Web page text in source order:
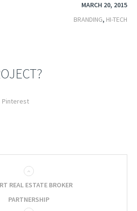
MARCH 20, 2015
BRANDING, HI-TECH
Pinterest
REAL ESTATE BROKER
PARTNERSHIP